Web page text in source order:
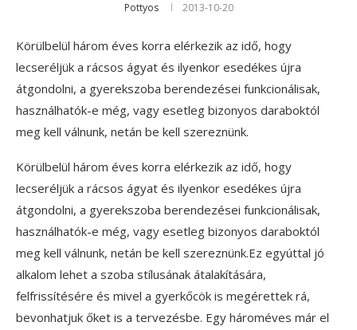
Pottyos 2013-10-20
Körülbelül három éves korra elérkezik az idő, hogy
lecseréljük a rácsos ágyat és ilyenkor esedékes újra
átgondolni, a gyerekszoba berendezései funkcionálisak,
használhatók-e még, vagy esetleg bizonyos daraboktól
meg kell válnunk, netán be kell szereznünk.
Körülbelül három éves korra elérkezik az idő, hogy
lecseréljük a rácsos ágyat és ilyenkor esedékes újra
átgondolni, a gyerekszoba berendezései funkcionálisak,
használhatók-e még, vagy esetleg bizonyos daraboktól
meg kell válnunk, netán be kell szereznünk.Ez egyúttal jó
alkalom lehet a szoba stílusának átalakítására,
felfrissítésére és mivel a gyerkőcök is megérettek rá,
bevonhatjuk őket is a tervezésbe. Egy hároméves már el